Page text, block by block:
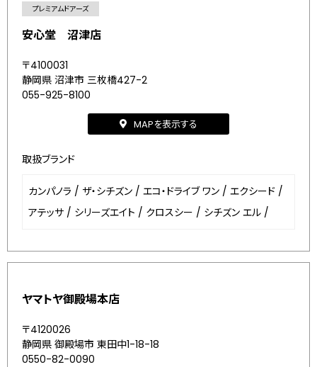
プレミアムドアーズ
安心堂 沼津店
〒4100031
静岡県 沼津市 三枚橋427-2
055-925-8100
MAPを表示する
取扱ブランド
カンパノラ / ザ・シチズン / エコ・ドライブ ワン / エクシード /
アテッサ / シリーズエイト / クロスシー / シチズン エル /
ヤマトヤ御殿場本店
〒4120026
静岡県 御殿場市 東田中1-18-18
0550-82-0090